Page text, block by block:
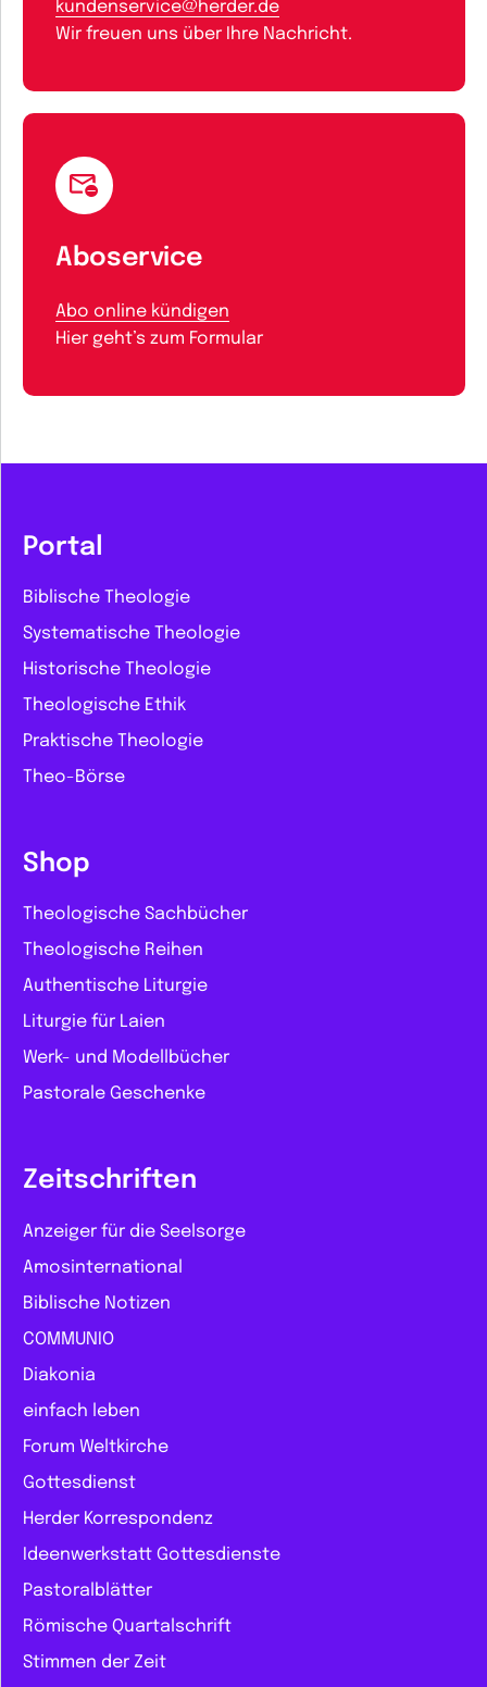
kundenservice@herder.de
Wir freuen uns über Ihre Nachricht.
Aboservice
Abo online kündigen
Hier geht’s zum Formular
Portal
Biblische Theologie
Systematische Theologie
Historische Theologie
Theologische Ethik
Praktische Theologie
Theo-Börse
Shop
Theologische Sachbücher
Theologische Reihen
Authentische Liturgie
Liturgie für Laien
Werk- und Modellbücher
Pastorale Geschenke
Zeitschriften
Anzeiger für die Seelsorge
Amosinternational
Biblische Notizen
COMMUNIO
Diakonia
einfach leben
Forum Weltkirche
Gottesdienst
Herder Korrespondenz
Ideenwerkstatt Gottesdienste
Pastoralblätter
Römische Quartalschrift
Stimmen der Zeit